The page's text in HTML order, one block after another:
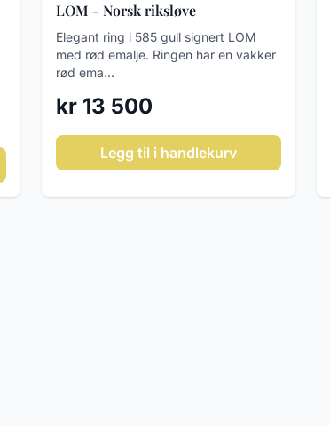
LOM - Norsk riksløve
Elegant ring i 585 gull signert LOM
med rød emalje. Ringen har en vakker
rød ema...
kr 13 500
Legg til i handlekurv